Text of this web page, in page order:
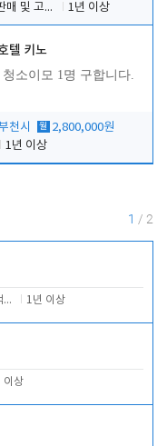
객실판매 및 고객응대
1년 이상
텔 키노
청소이모 1명 구합니다.
천시 월 2,800,000원
1년 이상
1 / 2
카운터 업무 및 객실관리(청소상태 확인, 객실판매) 1년 이상
이상